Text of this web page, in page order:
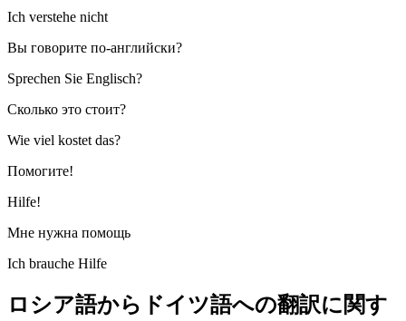
Ich verstehe nicht
Вы говорите по-английски?
Sprechen Sie Englisch?
Сколько это стоит?
Wie viel kostet das?
Помогите!
Hilfe!
Мне нужна помощь
Ich brauche Hilfe
ロシア語からドイツ語への翻訳に関す